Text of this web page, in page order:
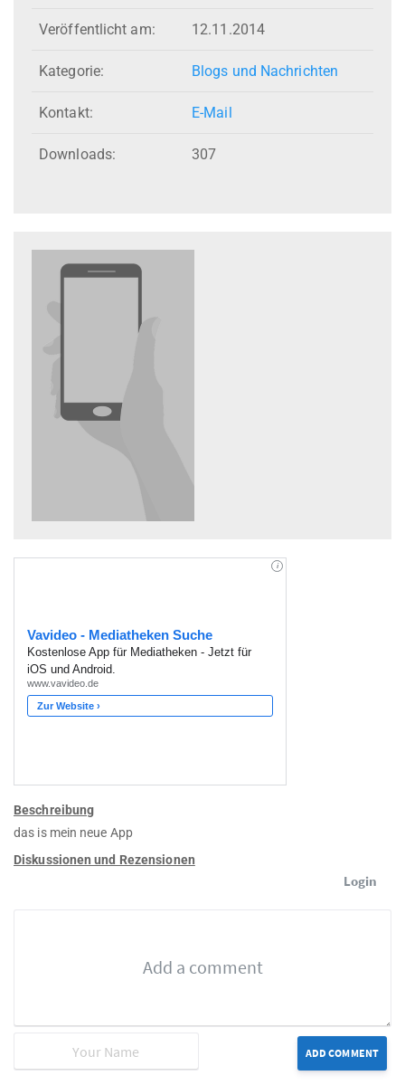
Veröffentlicht am: 12.11.2014
Kategorie: Blogs und Nachrichten
Kontakt: E-Mail
Downloads: 307
Beschreibung
das is mein neue App
Diskussionen und Rezensionen
Login
ADD COMMENT